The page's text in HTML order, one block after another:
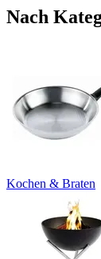
Nach
Kochen & Braten